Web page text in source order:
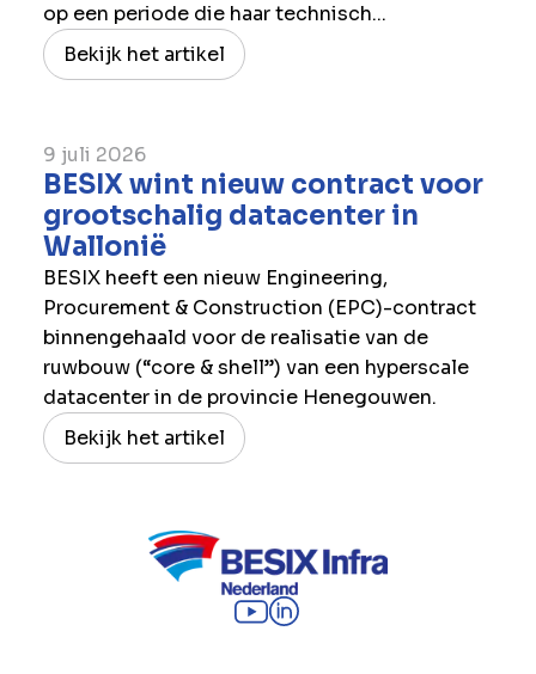
op een periode die haar technisch...
Bekijk het artikel
9 juli 2026
BESIX wint nieuw contract voor
grootschalig datacenter in
Wallonië
BESIX heeft een nieuw Engineering,
Procurement & Construction (EPC)-contract
binnengehaald voor de realisatie van de
ruwbouw (“core & shell”) van een hyperscale
datacenter in de provincie Henegouwen.
Bekijk het artikel